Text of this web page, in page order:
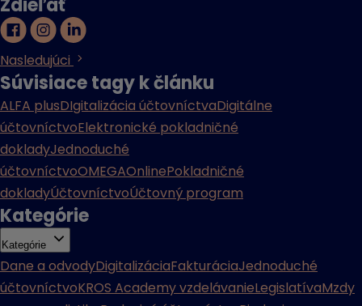
Zdieľať
Nasledujúci
Súvisiace tagy k článku
ALFA plusDIgitalizácia účtovníctvaDigitálne
účtovníctvoElektronické pokladničné
dokladyJednoduché
účtovníctvoOMEGAOnlinePokladničné
dokladyÚčtovníctvoÚčtovný program
Kategórie
Kategórie
Dane a odvodyDigitalizáciaFakturáciaJednoduché
účtovníctvoKROS Academy vzdelávanieLegislatívaMzdy